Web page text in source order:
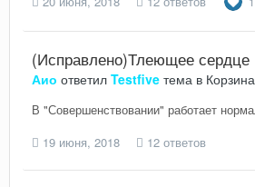
(Исправлено)Тлеющее сердце
Аио ответил Testfive тема в Корзина
В "Совершенствовании" работает
19 июня, 2018
12 ответов